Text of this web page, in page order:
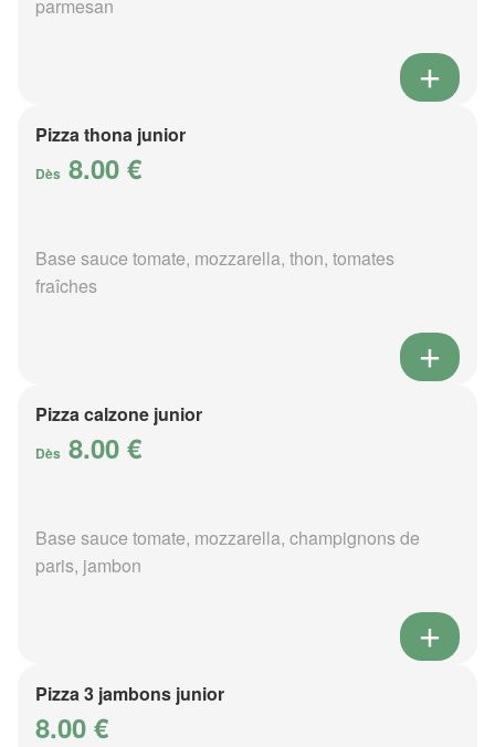
parmesan
Pizza thona junior
Dès 8.00 €
Base sauce tomate, mozzarella, thon, tomates
fraîches
Pizza calzone junior
Dès 8.00 €
Base sauce tomate, mozzarella, champignons de
paris, jambon
Pizza 3 jambons junior
8.00 €